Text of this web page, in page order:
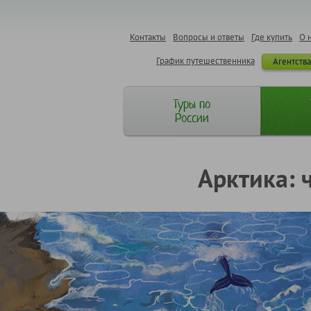
О
Где купить
Вопросы и ответы
Контакты
График путешественника
Туры по
России
Арктика: